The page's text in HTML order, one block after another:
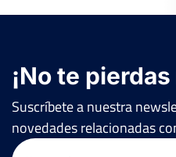
¡No te
Suscríbete a nuestra
novedades relacionadas
Email